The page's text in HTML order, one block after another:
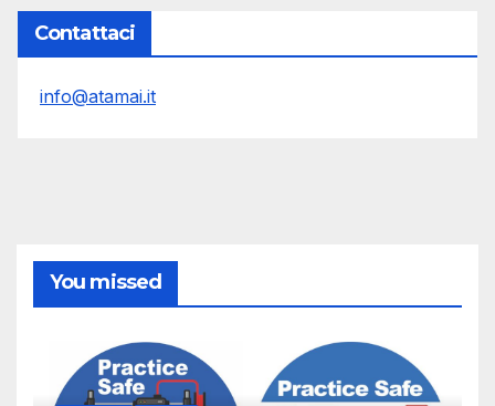
Contattaci
info@atamai.it
You missed